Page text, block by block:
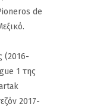
de
(2016-
1 της
2017-